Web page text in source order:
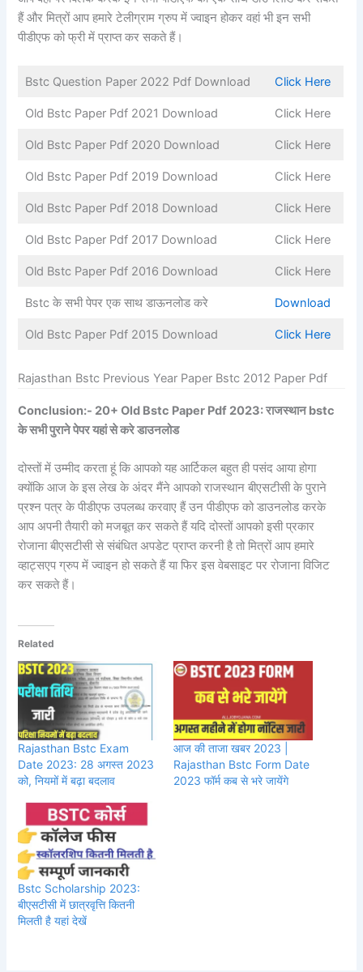
हैं और मित्रों आप हमारे टेलीग्राम ग्रुप में ज्वाइन होकर वहां भी इन सभी
पीडीएफ को फ्री में प्राप्त कर सकते हैं।
Bstc Question Paper 2022 Pdf Download Click Here
Old Bstc Paper Pdf 2021 Download Click Here
Old Bstc Paper Pdf 2020 Download Click Here
Old Bstc Paper Pdf 2019 Download Click Here
Old Bstc Paper Pdf 2018 Download Click Here
Old Bstc Paper Pdf 2017 Download Click Here
Old Bstc Paper Pdf 2016 Download Click Here
Bstc के सभी पेपर एक साथ डाऊनलोड करे Download
Old Bstc Paper Pdf 2015 Download Click Here
Rajasthan Bstc Previous Year Paper Bstc 2012 Paper Pdf
Conclusion:- 20+ Old Bstc Paper Pdf 2023: राजस्थान bstc
के सभी पुराने पेपर यहां से करे डाउनलोड
दोस्तों में उम्मीद करता हूं कि आपको यह आर्टिकल बहुत ही पसंद आया होगा
क्योंकि आज के इस लेख के अंदर मैंने आपको राजस्थान बीएसटीसी के पुराने
प्रश्न पत्र के पीडीएफ उपलब्ध करवाए हैं उन पीडीएफ को डाउनलोड करके
आप अपनी तैयारी को मजबूत कर सकते हैं यदि दोस्तों आपको इसी प्रकार
रोजाना बीएसटीसी से संबंधित अपडेट प्राप्त करनी है तो मित्रों आप हमारे
व्हाट्सएप ग्रुप में ज्वाइन हो सकते हैं या फिर इस वेबसाइट पर रोजाना विजिट
कर सकते हैं।
Related
Rajasthan Bstc Exam
Date 2023: 28 अगस्त 2023
को, नियमों में बढ़ा बदलाव
आज की ताजा खबर 2023 |
Rajasthan Bstc Form Date
2023 फॉर्म कब से भरे जायेंगे
Bstc Scholarship 2023:
बीएसटीसी में छात्रवृत्ति कितनी
मिलती है यहां देखें